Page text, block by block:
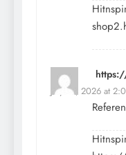
July 13, 2026 at